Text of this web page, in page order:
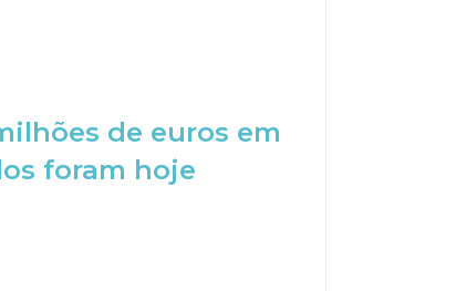
de euros em
foram hoje